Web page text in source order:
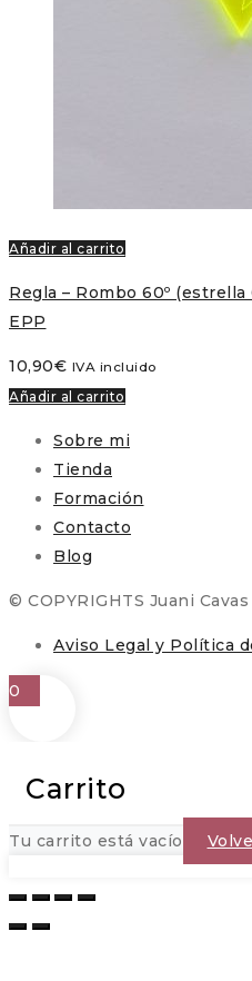
Añadir al carrito
Regla – Rombo 60º
EPP
10,90€ IVA incluido
Añadir al carrito
Sobre mi
Tienda
Formación
Contacto
Blog
© COPYRIGHTS Juani Cavas
Aviso Legal y Política
0
Carrito
Tu carrito está vacío